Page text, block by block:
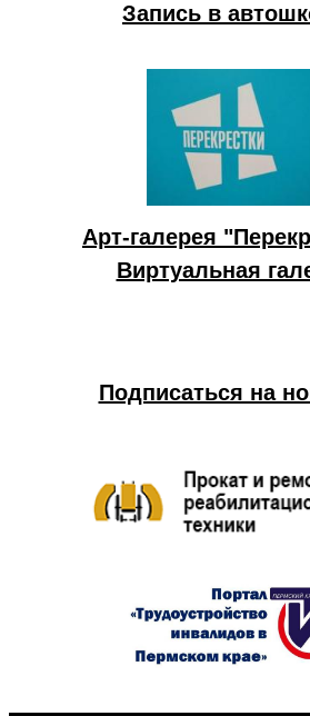
Запись в
Арт-галерея
Виртуальная
Подписаться на